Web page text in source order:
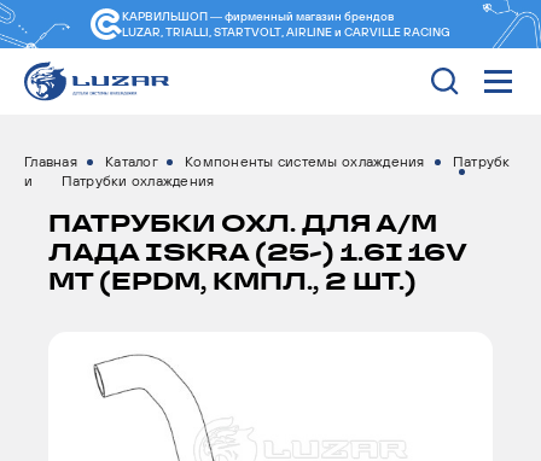
КАРВИЛЬШОП — фирменный магазин брендов
LUZAR, TRIALLI, STARTVOLT, AIRLINE и CARVILLE RACING
Главная Каталог Компоненты системы охлаждения
Патрубк
и
Патрубки охлаждения
ПАТРУБКИ ОХЛ. ДЛЯ А/М
ЛАДА ISKRA (25-) 1.6I 16V
МТ (EPDM, КМПЛ., 2 ШТ.)